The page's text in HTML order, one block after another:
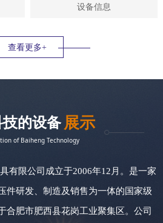
射机
设备信息
查看更多+
的设备 展示
of Baiheng Technology
有限公司成立于2006年12月。是一家
件研发、制造及销售为一体的国家级
合肥市肥西县花岗工业聚集区。公司